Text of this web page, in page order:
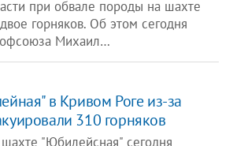
при обвале породы на шахте
горняков. Об этом сегодня
Михаил…
в Кривом Роге из-за
310 горняков
"Юбилейсная" сегодня